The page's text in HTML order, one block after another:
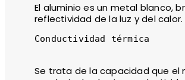
El aluminio es un metal blanco,
reflectividad de la luz y del calor.
Conductividad térmica
Se trata de la capacidad que el